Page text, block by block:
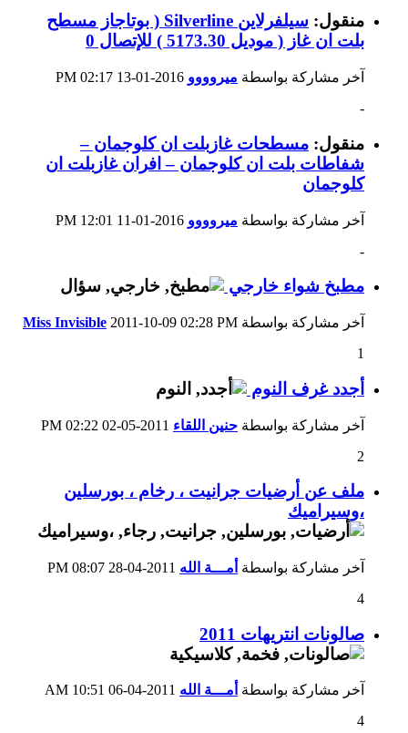
منقول:
سيلفرلاين Silverline ( بوتاجاز مسطح
بلت ان غاز ( موديل 5173.30 ) للإتصال 0
آخر مشاركة بواسطة ميروووو
02:17 PM
-
منقول: مسطحات غازبلت ان كلوجمان –
شفاطات بلت ان كلوجمان – افران غازبلت ان
كلوجمان
آخر مشاركة بواسطة ميروووو
12:01 PM
-
مطبخ شواء خارجي
آخر مشاركة بواسطة Miss Invisible 2011-10-09 02:28 PM
1
أجدد غرف النوم
آخر مشاركة بواسطة حنين اللقاء
02:22 PM
2
ملف عن أرضيات جرانيت ، رخام ، بورسلين
،وسيراميك
آخر مشاركة بواسطة أمـــة الله
08:07 PM
4
صالونات انتريهات 2011
آخر مشاركة بواسطة أمـــة الله
10:51 AM
4